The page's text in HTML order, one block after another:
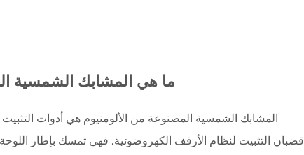
ما هي المشابك الشمسية
المشابك الشمسية المصنوعة من الألومنيوم هي أدوات التثبيت
قضبان التثبيت لنظام الأرفف الكهروضوئية. فهي تمسك بإطار